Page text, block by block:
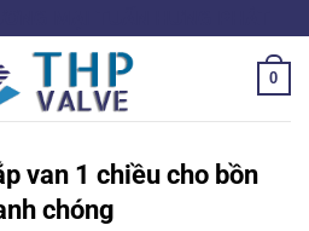
0
van 1 chiều cho bồn
chóng